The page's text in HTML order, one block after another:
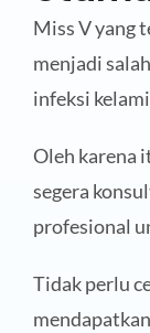
Miss V yang
menjadi
infeksi
Oleh karena
segera
profesional
Tidak perlu